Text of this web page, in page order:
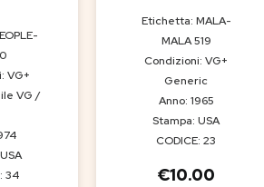
VG+
VG /
34
Etichetta: MALA-
MALA 519
Condizioni: VG+
Generic
Anno: 1965
Stampa: USA
CODICE: 23
€10.00